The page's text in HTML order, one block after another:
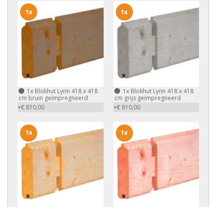
1x Blokhut Lynn 418 x 418
cm bruin geïmpregneerd
+€ 810,00
1x
1xBlokhut Lynn 418 x 418
cm grijs geïmpregneerd
+€ 810,00
1x
1x 1x